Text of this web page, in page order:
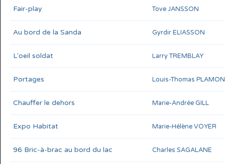
Fair-play Tove JANSSON
Au bord de la Sanda Gyrdir ELIASSON
L'oeil soldat Larry TREMBLAY
Portages Louis-Thomas
Chauffer le dehors Marie-Andrée GILL
Expo Habitat Marie-Hélène VOYER
96 Bric-à-brac au bord du lac Charles SAGALANE